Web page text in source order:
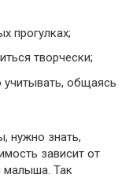
прогулках;
творчески;
общаясь
нужно знать,
зависит от
малыша. Так